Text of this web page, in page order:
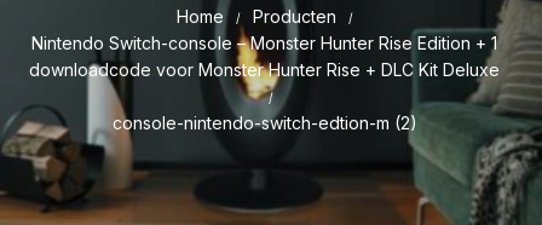
Home
Producten
Nintendo Switch-console – Monster Hunter Rise Edition + 1
downloadcode voor Monster Hunter Rise + DLC Kit Deluxe
console-nintendo-switch-edtion-m (2)